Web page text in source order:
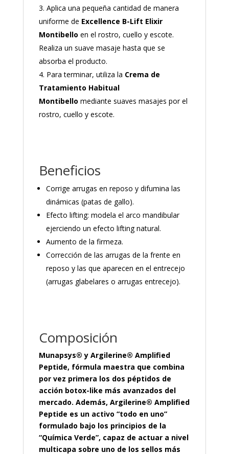
Aplica una pequeña cantidad de manera
uniforme de Excellence B-Lift Elixir
Montibello en el rostro, cuello y escote.
Realiza un suave masaje hasta que se
absorba el producto.
Para terminar, utiliza la Crema de
Tratamiento Habitual
Montibello mediante suaves masajes por el
rostro, cuello y escote.
Beneficios
Corrige arrugas en reposo y difumina las
dinámicas (patas de gallo).
Efecto lifting: modela el arco mandibular
ejerciendo un efecto lifting natural.
Aumento de la firmeza.
Corrección de las arrugas de la frente en
reposo y las que aparecen en el entrecejo
(arrugas glabelares o arrugas entrecejo).
Composición
Munapsys® y Argilerine® Amplified
Peptide, fórmula maestra que combina
por vez primera los dos péptidos de
acción botox-like más avanzados del
mercado. Además, Argilerine® Amplified
Peptide es un activo “todo en uno”
formulado bajo los principios de la
“Química Verde”, capaz de actuar a nivel
multicapa sobre uno de los sellos más